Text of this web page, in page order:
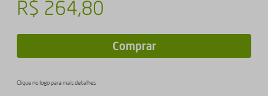
R$ 264,80
Comprar
Clique no logo para mais detalhes